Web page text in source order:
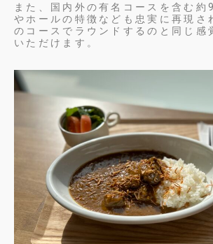
また、国内外の有名コースを含む約
やホールの特徴なども忠実に再現さ
のコースでラウンドするのと同じ感
いただけます。